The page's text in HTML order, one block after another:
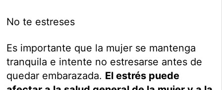
No te estreses
Es importante que la mujer se mantenga
tranquila e intente no estresarse antes de
quedar embarazada. El estrés puede